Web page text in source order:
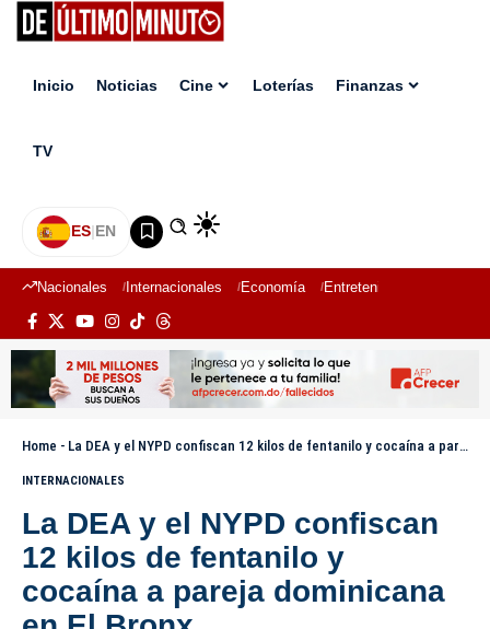
Inicio Noticias Cine Loterías Finanzas
TV
ES|EN
Nacionales Internacionales Economía Entretenimiento
Home - La DEA y el NYPD confiscan 12 kilos de fentanilo y cocaína a pareja dominicana en El Bronx
INTERNACIONALES
La DEA y el NYPD confiscan
12 kilos de fentanilo y
cocaína a pareja dominicana